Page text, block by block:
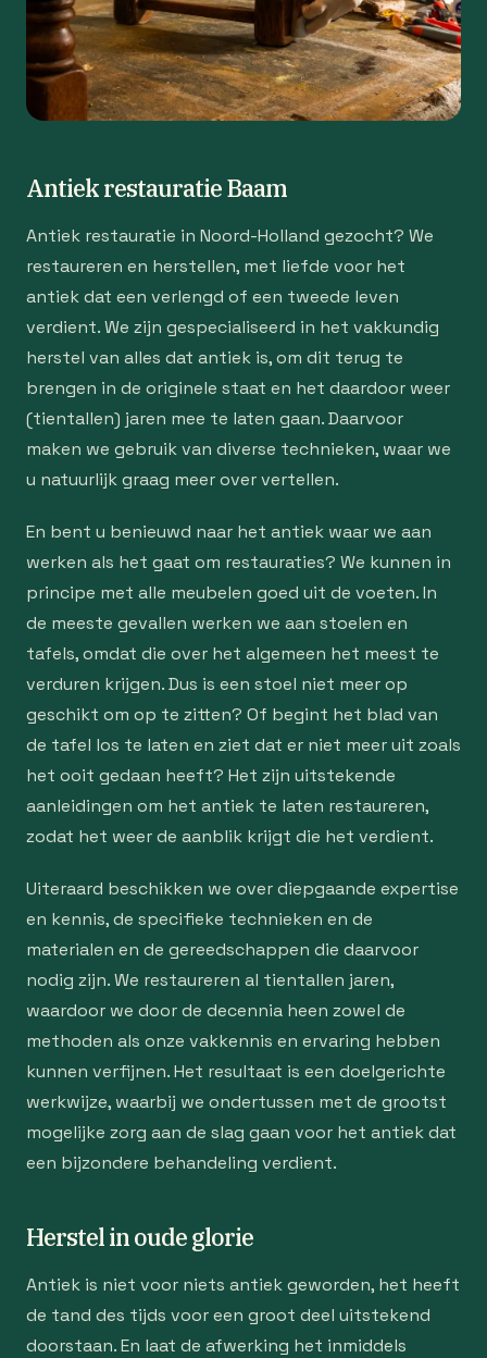
Antiek restauratie Baam
Antiek restauratie in Noord-Holland gezocht? We
restaureren en herstellen, met liefde voor het
antiek dat een verlengd of een tweede leven
verdient. We zijn gespecialiseerd in het vakkundig
herstel van alles dat antiek is, om dit terug te
brengen in de originele staat en het daardoor weer
(tientallen) jaren mee te laten gaan. Daarvoor
maken we gebruik van diverse technieken, waar we
u natuurlijk graag meer over vertellen.
En bent u benieuwd naar het antiek waar we aan
werken als het gaat om restauraties? We kunnen in
principe met alle meubelen goed uit de voeten. In
de meeste gevallen werken we aan stoelen en
tafels, omdat die over het algemeen het meest te
verduren krijgen. Dus is een stoel niet meer op
geschikt om op te zitten? Of begint het blad van
de tafel los te laten en ziet dat er niet meer uit zoals
het ooit gedaan heeft? Het zijn uitstekende
aanleidingen om het antiek te laten restaureren,
zodat het weer de aanblik krijgt die het verdient.
Uiteraard beschikken we over diepgaande expertise
en kennis, de specifieke technieken en de
materialen en de gereedschappen die daarvoor
nodig zijn. We restaureren al tientallen jaren,
waardoor we door de decennia heen zowel de
methoden als onze vakkennis en ervaring hebben
kunnen verfijnen. Het resultaat is een doelgerichte
werkwijze, waarbij we ondertussen met de grootst
mogelijke zorg aan de slag gaan voor het antiek dat
een bijzondere behandeling verdient.
Herstel in oude glorie
Antiek is niet voor niets antiek geworden, het heeft
de tand des tijds voor een groot deel uitstekend
doorstaan. En laat de afwerking het inmiddels